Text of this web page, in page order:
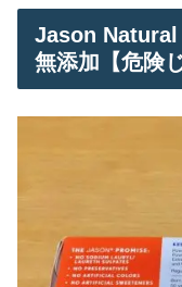
Jason Natural
無添加【危険